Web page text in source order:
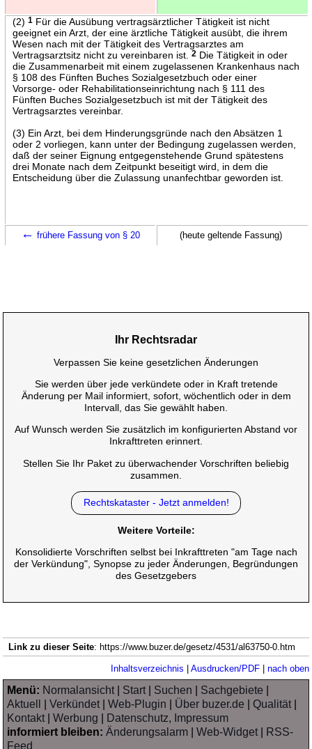
(2) 1Für die Ausübung vertragsärztlicher Tätigkeit ist nicht
geeignet ein Arzt, der eine ärztliche Tätigkeit ausübt, die ihrem
Wesen nach mit der Tätigkeit des Vertragsarztes am
Vertragsarztsitz nicht zu vereinbaren ist.
2Die Tätigkeit in oder
die Zusammenarbeit mit einem zugelassenen Krankenhaus nach
§ 108 des Fünften Buches Sozialgesetzbuch oder einer
Vorsorge- oder Rehabilitationseinrichtung nach § 111 des
Fünften Buches Sozialgesetzbuch ist mit der Tätigkeit des
Vertragsarztes vereinbar.
(3) Ein Arzt, bei dem Hinderungsgründe nach den Absätzen 1
oder 2 vorliegen, kann unter der Bedingung zugelassen werden,
daß der seiner Eignung entgegenstehende Grund spätestens
drei Monate nach dem Zeitpunkt beseitigt wird, in dem die
Entscheidung über die Zulassung unanfechtbar geworden ist.
← frühere Fassung von § 20 (heute geltende Fassung)
Ihr Rechtsradar
Verpassen Sie keine gesetzlichen Änderungen
Sie werden über jede verkündete oder in Kraft tretende
Änderung per Mail informiert, sofort, wöchentlich oder in dem
Intervall, das Sie gewählt haben.
Auf Wunsch werden Sie zusätzlich im konfigurierten Abstand vor
Inkrafttreten erinnert.
Stellen Sie Ihr Paket zu überwachender Vorschriften beliebig
zusammen.
Rechtskataster - Jetzt anmelden!
Weitere Vorteile:
Konsolidierte Vorschriften selbst bei Inkrafttreten "am Tage nach
der Verkündung", Synopse zu jeder Änderungen, Begründungen
des Gesetzgebers
Link zu dieser Seite: https://www.buzer.de/gesetz/4531/al63750-0.htm
Inhaltsverzeichnis Ausdrucken/PDF| nach oben
Menü: Normalansicht| Start| Suchen Sachgebiete
Aktuell
|Verkündet|Web-Plugin Über buzer.de |Qualität|
Kontakt|Werbung
Datenschutz, Impressum
informiert bleiben: Änderungsalarm |Web-Widget|
RSS-
Feed